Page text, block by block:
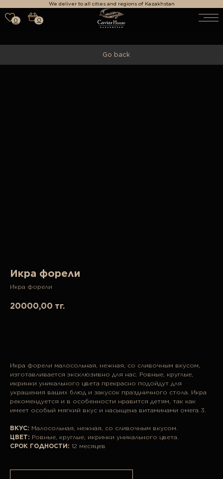
We deliver to all cities and regions of Kazakhstan
0 0
Go back
Икра форели
Икра форели
20000,00 тг.
Икра форели малосольная, нежная, со сливочным вкусом,
изготавливается эксклюзивно для нас. Ровные, круглые,
икринки уникального цвета прекрасно подойдут для
украшения ваших блюд и закусок праздничного стола. Икра
рекомендуется и в особенности нравится детям, так как
имеет особый мягкий вкус и насыщена витаминами омега 3.
ВКУС: Малосольная, нежная, со сливочным вкусом.
ЦВЕТ: Ровные, круглые, икринки уникального цвета.
СРОК ГОДНОСТИ: 12 месяцев